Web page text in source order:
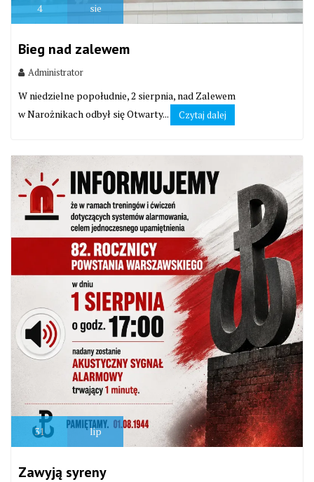
4 sie
Bieg nad zalewem
Administrator
W niedzielne popołudnie, 2 sierpnia, nad Zalewem
w Narożnikach odbył się Otwarty...
Czytaj dalej
31 lip
Zawyją syreny